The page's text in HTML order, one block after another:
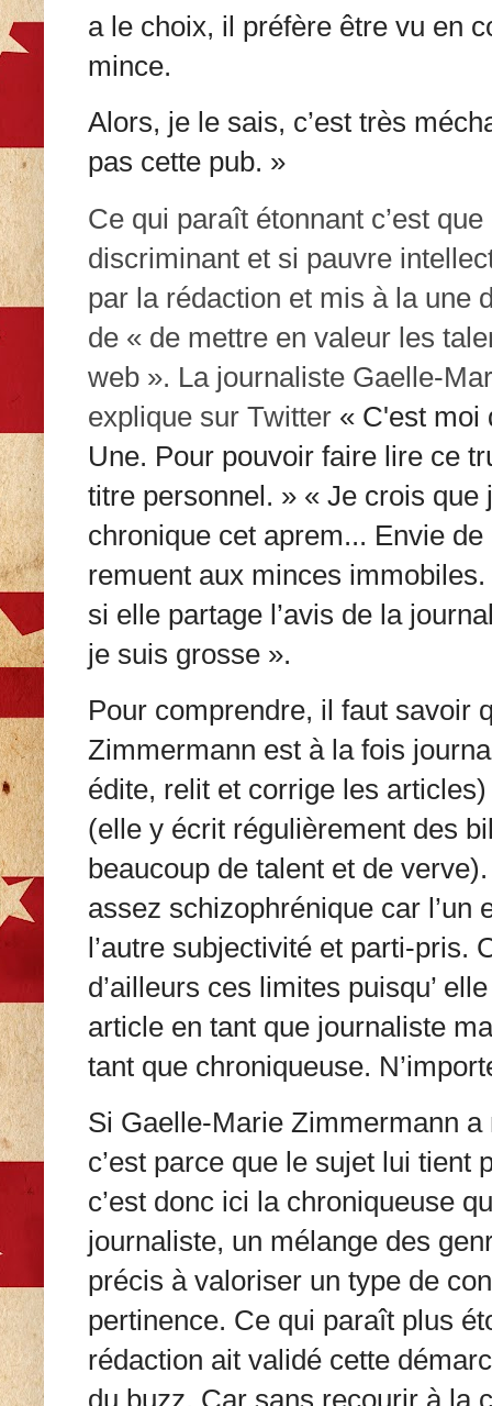
a le choix, il préfère être vu en
mince.
Alors, je le sais, c’est très
pas cette pub. »
Ce qui paraît étonnant c’est
discriminant et si pauvre
par la rédaction et mis à la une
de « de mettre en valeur les
web ». La journaliste Gaelle-
explique sur Twitter « C'est moi
Une. Pour pouvoir faire lire ce
titre personnel. » « Je crois que
chronique cet aprem... Envie
remuent aux minces
si elle partage l’avis de la
je suis grosse ».
Pour comprendre, il faut savoir
Zimmermann est à la fois
édite, relit et corrige les
(elle y écrit régulièrement des
beaucoup de talent et de
assez schizophrénique car l’un
l’autre subjectivité et parti-pris.
d’ailleurs ces limites puisqu’
article en tant que journaliste
tant que chroniqueuse.
Si Gaelle-Marie Zimmermann
c’est parce que le sujet lui
c’est donc ici la chroniqueuse
journaliste, un mélange des
précis à valoriser un type de
pertinence. Ce qui paraît plus
rédaction ait validé cette